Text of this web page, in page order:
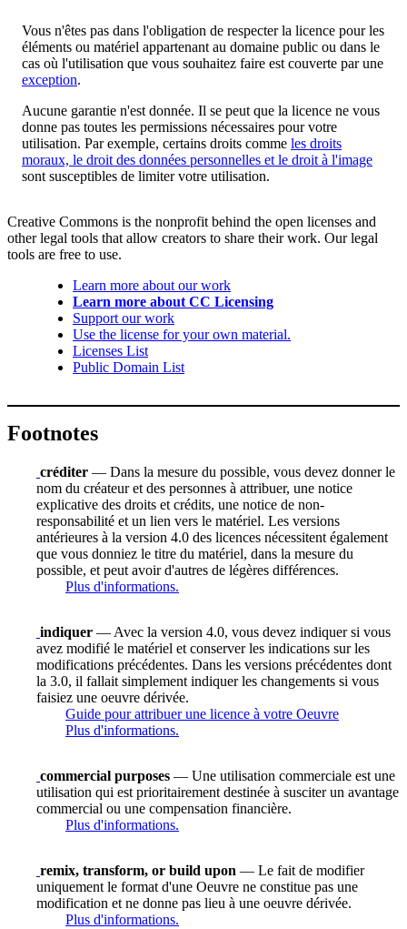
Vous n'êtes pas dans l'obligation de respecter la licence pour les
éléments ou matériel appartenant au domaine public ou dans le
cas où l'utilisation que vous souhaitez faire est couverte par une
exception.
Aucune garantie n'est donnée. Il se peut que la licence ne vous
donne pas toutes les permissions nécessaires pour votre
utilisation. Par exemple, certains droits comme les droits
moraux, le droit des données personnelles et le droit à l'image
sont susceptibles de limiter votre utilisation.
Creative Commons is the nonprofit behind the open licenses and
other legal tools that allow creators to share their work. Our legal
tools are free to use.
Learn more about our work
Learn more about CC Licensing
Support our work
Use the license for your own material.
Licenses List
Public Domain List
Footnotes
créditer — Dans la mesure du possible, vous devez donner le
nom du créateur et des personnes à attribuer, une notice
explicative des droits et crédits, une notice de non-
responsabilité et un lien vers le matériel. Les versions
antérieures à la version 4.0 des licences nécessitent également
que vous donniez le titre du matériel, dans la mesure du
possible, et peut avoir d'autres de légères différences.
Plus d'informations.
indiquer — Avec la version 4.0, vous devez indiquer si vous
avez modifié le matériel et conserver les indications sur les
modifications précédentes. Dans les versions précédentes dont
la 3.0, il fallait simplement indiquer les changements si vous
faisiez une oeuvre dérivée.
Guide pour attribuer une licence à votre Oeuvre
Plus d'informations.
commercial purposes — Une utilisation commerciale est une
utilisation qui est prioritairement destinée à susciter un avantage
commercial ou une compensation financière.
Plus d'informations.
remix, transform, or build upon — Le fait de modifier
uniquement le format d'une Oeuvre ne constitue pas une
modification et ne donne pas lieu à une oeuvre dérivée.
Plus d'informations.